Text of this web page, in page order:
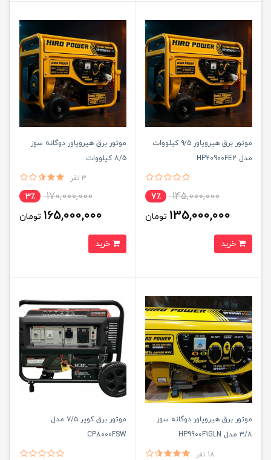
موتور برق هیروپاور ۹/۵ کیلووات
مدل HP20900FE2
145,000,000 7٪
135,000,000 تومان
موتور برق هیروپاور دوگانه سوز
۸/۵ کیلووات
3 نفر
170,000,000 3٪
165,000,000 تومان
موتور برق هیروپاور دوگانه سوز
۳/۸ مدل HP9900F1GLN
18 نفر
موتور برق کوپر ۷/۵ مدل
CP8000FSW